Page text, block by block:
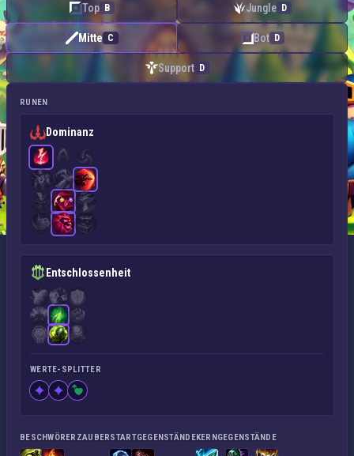
Top B Jungle D
Mitte C Bot D
Support D
RUNEN
Dominanz
Entschlossenheit
WERTE-SPLITTER
BESCHWÖRERZAUBERSTARTGEGENSTÄNDEKERNGEGENSTÄNDE